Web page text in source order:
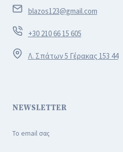
blazos123@gmail.com
+30 210 66 15 605
Λ. Σπάτων 5 Γέρακας 153 44
NEWSLETTER
Το email σας